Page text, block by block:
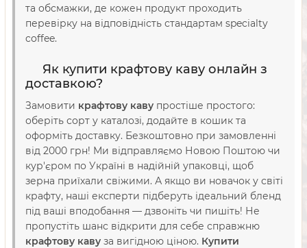
та обсмажки, де кожен продукт проходить
перевірку на відповідність стандартам specialty
coffee.
Як купити крафтову каву онлайн з
доставкою?
Замовити крафтову каву простіше простого:
оберіть сорт у каталозі, додайте в кошик та
оформіть доставку. Безкоштовно при замовленні
від 2000 грн! Ми відправляємо Новою Поштою чи
кур'єром по Україні в надійній упаковці, щоб
зерна приїхали свіжими. А якщо ви новачок у світі
крафту, наші експерти підберуть ідеальний бленд
під ваші вподобання — дзвоніть чи пишіть! Не
пропустіть шанс відкрити для себе справжню
крафтову каву за вигідною ціною. Купити